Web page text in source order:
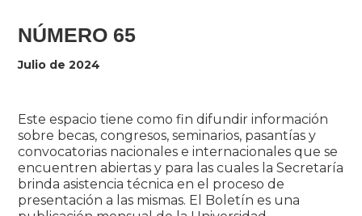
NÚMERO 65
Julio de 2024
Este espacio tiene como fin difundir información
sobre becas, congresos, seminarios, pasantías y
convocatorias nacionales e internacionales que se
encuentren abiertas y para las cuales la Secretaría
brinda asistencia técnica en el proceso de
presentación a las mismas. El Boletín es una